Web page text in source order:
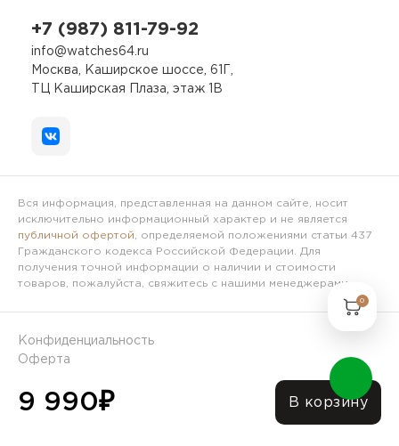
9 990₽ В корзину
+7 (987) 811-79-92
info@watches64.ru
Москва, Каширское шоссе, 61Г,
ТЦ Каширская Плаза, этаж 1В
Вся информация, представленная на данном сайте, носит
исключительно информационный характер и не является
публичной офертой , определяемой положениями статьи 437
Гражданского кодекса Российской Федерации. Для
получения точной информации о наличии и стоимости
товаров, пожалуйста, свяжитесь с нашими менеджерами.
© 2025 Интернет-магазин Часы64.ру
Конфиденциальность
Оферта
0